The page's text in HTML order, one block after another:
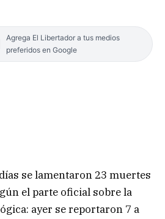
Agrega El Libertador a tus medios
preferidos en Google
se lamentaron 23 muertes
el parte oficial sobre la
ayer se reportaron 7 a